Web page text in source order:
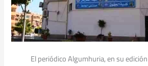
El periódico Algumhuria, en su